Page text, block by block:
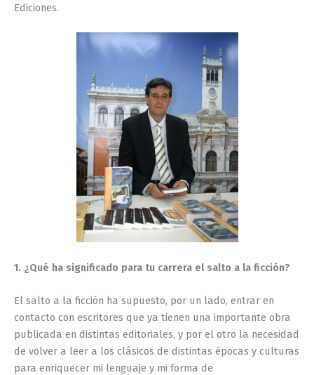
Ediciones.
1. ¿Qué ha significado para tu carrera el salto a la ficción?
El salto a la ficción ha supuesto, por un lado, entrar en
contacto con escritores que ya tienen una importante obra
publicada en distintas editoriales, y por el otro la necesidad
de volver a leer a los clásicos de distintas épocas y culturas
para enriquecer mi lenguaje y mi forma de